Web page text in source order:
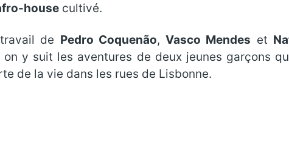
house cultivé.
de Pedro Coquenão,Vasco Mendes et
y suit les aventures de deux jeunes garçons
de la vie dans les rues de Lisbonne.